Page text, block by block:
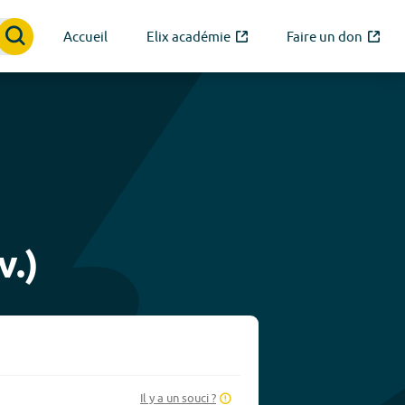
Accueil Elix académie Faire un don
Il y a un souci ?